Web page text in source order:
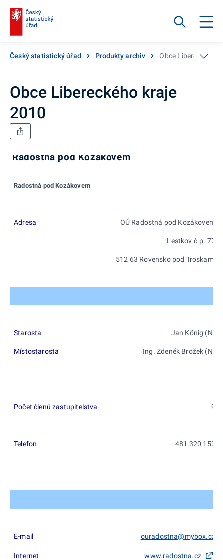
Český statistický úřad Produkty archiv Obce Libereckého
Obce Libereckého kraje
2010
Radostná pod Kozákovem
Radostná pod Kozákovem
Adresa OÚ Radostná pod Kozákovem
Lestkov č.p. 77
512 63 Rovensko pod Troskami
Starosta Jan König (N)
Místostarosta Ing. Zdeněk Brožek (N)
Počet členů zastupitelstva 9
Telefon 481 320 153
E-mail ouradostna@mybox.cz
Internet www.radostna.cz